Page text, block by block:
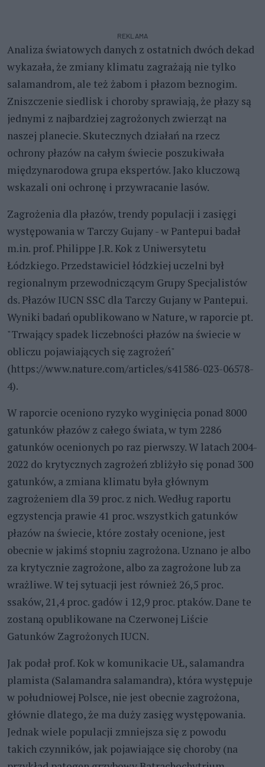
REKLAMA
Analiza światowych danych z ostatnich dwóch dekad
wykazała, że zmiany klimatu zagrażają nie tylko
salamandrom, ale też żabom i płazom beznogim.
Zniszczenie siedlisk i choroby sprawiają, że płazy są
jednymi z najbardziej zagrożonych zwierząt na
naszej planecie. Skutecznych działań na rzecz
ochrony płazów na całym świecie poszukiwała
międzynarodowa grupa ekspertów. Jako kluczową
wskazali oni ochronę i przywracanie lasów.
Zagrożenia dla płazów, trendy populacji i zasięgi
występowania w Tarczy Gujany - w Pantepui badał
m.in. prof. Philippe J.R. Kok z Uniwersytetu
Łódzkiego. Przedstawiciel łódzkiej uczelni był
regionalnym przewodniczącym Grupy Specjalistów
ds. Płazów IUCN SSC dla Tarczy Gujany w Pantepui.
Wyniki badań opublikowano w Nature, w raporcie pt.
"Trwający spadek liczebności płazów na świecie w
obliczu pojawiających się zagrożeń"
(https://www.nature.com/articles/s41586-023-06578-
4).
W raporcie oceniono ryzyko wyginięcia ponad 8000
gatunków płazów z całego świata, w tym 2286
gatunków ocenionych po raz pierwszy. W latach 2004-
2022 do krytycznych zagrożeń zbliżyło się ponad 300
gatunków, a zmiana klimatu była głównym
zagrożeniem dla 39 proc. z nich. Według raportu
egzystencja prawie 41 proc. wszystkich gatunków
płazów na świecie, które zostały ocenione, jest
obecnie w jakimś stopniu zagrożona. Uznano je albo
za krytycznie zagrożone, albo za zagrożone lub za
wrażliwe. W tej sytuacji jest również 26,5 proc.
ssaków, 21,4 proc. gadów i 12,9 proc. ptaków. Dane te
zostaną opublikowane na Czerwonej Liście
Gatunków Zagrożonych IUCN.
Jak podał prof. Kok w komunikacie UŁ, salamandra
plamista (Salamandra salamandra), która występuje
w południowej Polsce, nie jest obecnie zagrożona,
głównie dlatego, że ma duży zasięg występowania.
Jednak wiele populacji zmniejsza się z powodu
takich czynników, jak pojawiające się choroby (na